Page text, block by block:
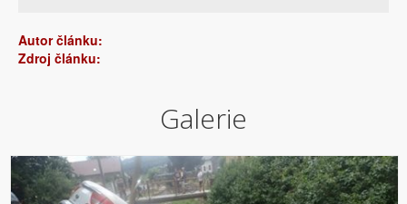
Autor článku:
Zdroj článku:
Galerie